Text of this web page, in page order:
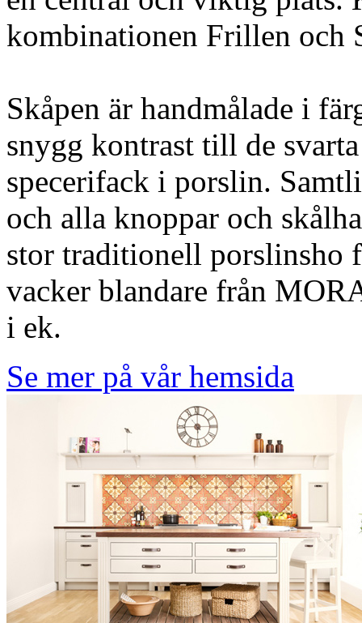
kombinationen Frillen och
Skåpen är handmålade i
snygg kontrast till de
specerifack i porslin.
och alla knoppar och
stor traditionell porslinsho
vacker blandare från
i ek.
Se mer på vår hemsida